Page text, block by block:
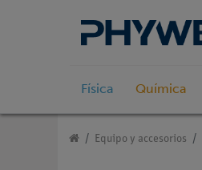
Física Química
Equipo y accesorios